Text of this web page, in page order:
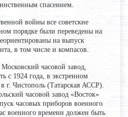
спасением.
войны все советские
порядке были переведены на
на выпуск
в том числе и компасов.
часовой завод,
с 1924 года, в экстренном
г. Чистополь (Татарская АССР).
часовой завод «Восток»
часовых приборов военного
военного времени должен быть